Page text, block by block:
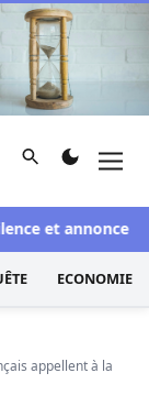
d'investigation
Rechercher
et annonce
ECONOMIE
appellent à la